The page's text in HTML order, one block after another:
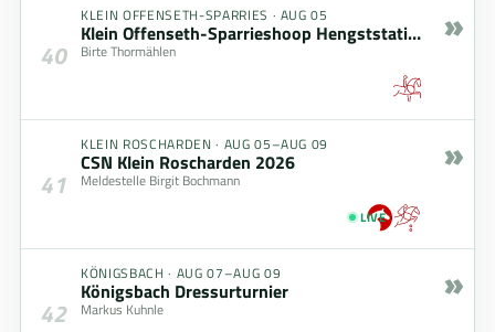
40
KLEIN OFFENSETH-SPARRIES · AUG 05
Klein Offenseth-Sparrieshoop Hengststation Maas J. Hell
Birte Thormählen
»
41
KLEIN ROSCHARDEN · AUG 05–AUG 09
CSN Klein Roscharden 2026
Meldestelle Birgit Bochmann
LIVE
»
42
KÖNIGSBACH · AUG 07–AUG 09
Königsbach Dressurturnier
Markus Kuhnle
»